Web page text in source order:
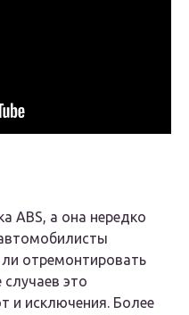
ABS, а она нередко
отремонтировать
это
и исключения. Более